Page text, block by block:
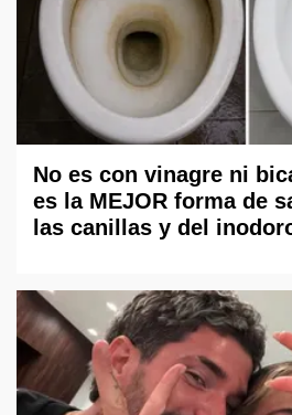
No es con vinagre ni
es la MEJOR forma de
las canillas y del